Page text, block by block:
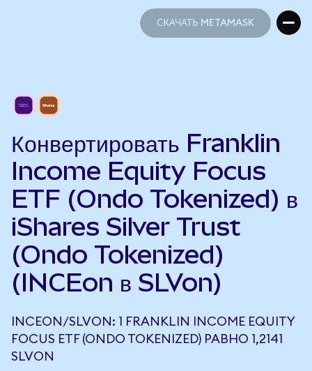
СКАЧАТЬ METAMASK
Конвертировать Franklin
Income Equity Focus
ETF (Ondo Tokenized) в
iShares Silver Trust
(Ondo Tokenized)
(INCEon в SLVon)
INCEON/SLVON: 1 FRANKLIN INCOME EQUITY
FOCUS ETF (ONDO TOKENIZED) РАВНО 1,2141
SLVON